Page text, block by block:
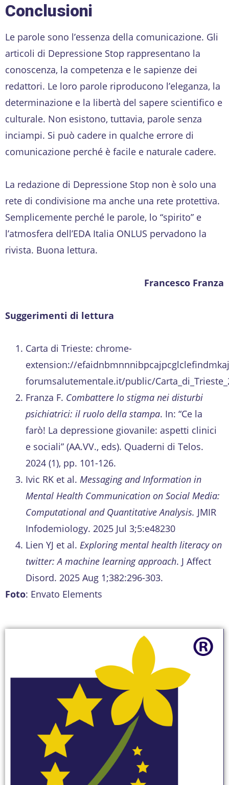
Conclusioni
Le parole sono l’essenza della comunicazione. Gli
articoli di Depressione Stop rappresentano la
conoscenza, la competenza e le sapienze dei
redattori. Le loro parole riproducono l’eleganza, la
determinazione e la libertà del sapere scientifico e
culturale. Non esistono, tuttavia, parole senza
inciampi. Si può cadere in qualche errore di
comunicazione perché è facile e naturale cadere.
La redazione di Depressione Stop non è solo una
rete di condivisione ma anche una rete protettiva.
Semplicemente perché le parole, lo “spirito” e
l’atmosfera dell’EDA Italia ONLUS pervadono la
rivista. Buona lettura.
Francesco Franza
Suggerimenti di lettura
Carta di Trieste: chrome-
extension://
forumsalutementale.it/public/
Franza F. Combattere lo stigma nei disturbi
psichiatrici: il ruolo della stampa. In: “Ce la
farò! La depressione giovanile: aspetti clinici
e sociali” (AA.VV., eds). Quaderni di Telos.
2024 (1), pp. 101-126.
Ivic RK et al. Messaging and Information in
Mental Health Communication on Social Media:
Computational and Quantitative Analysis. JMIR
Infodemiology. 2025 Jul 3;5:e48230
Lien YJ et al. Exploring mental health literacy on
twitter: A machine learning approach. J Affect
Disord. 2025 Aug 1;382:296-303.
Foto: Envato Elements